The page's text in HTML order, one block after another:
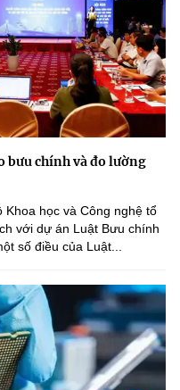
bưu chính và đo lường
Khoa học và Công nghệ tổ
với dự án Luật Bưu chính
số điều của Luật...